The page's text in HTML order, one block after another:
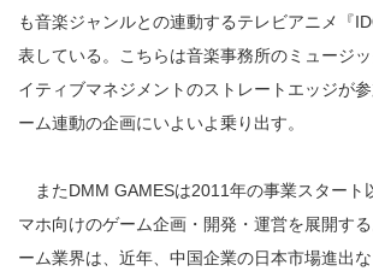
も音楽ジャンルとの連動するテレビアニメ『
表している。こちらは音楽事務所のミュージ
イティブマネジメントのストレートエッジが
ーム連動の企画にいよいよ乗り出す。
またDMM GAMESは2011年の事業スタート
マホ向けのゲーム企画・開発・運営を展開す
ーム業界は、近年、中国企業の日本市場進出